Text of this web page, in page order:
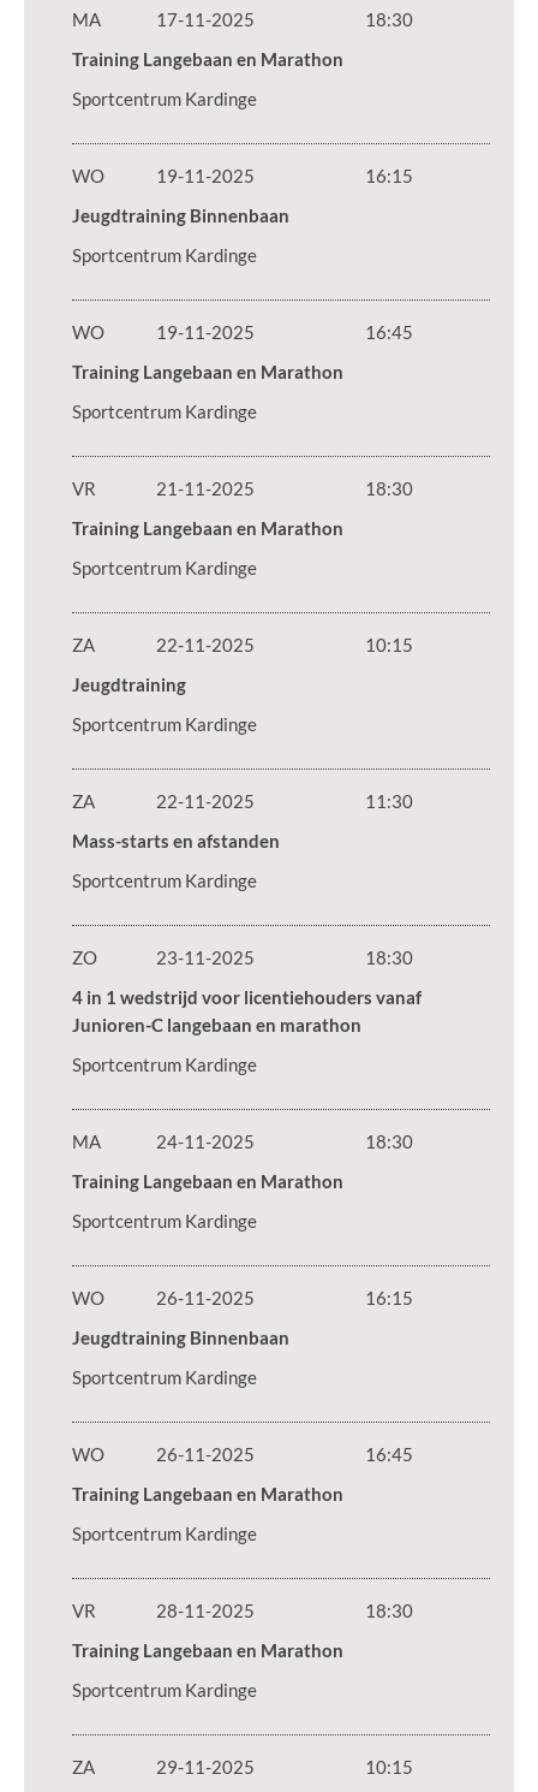
MA 17-11-2025
18:30
Training Langebaan en Marathon
Sportcentrum Kardinge
WO 19-11-2025
16:15
Jeugdtraining Binnenbaan
Sportcentrum Kardinge
WO 19-11-2025
16:45
Training Langebaan en Marathon
Sportcentrum Kardinge
VR 21-11-2025
18:30
Training Langebaan en Marathon
Sportcentrum Kardinge
ZA 22-11-2025
10:15
Jeugdtraining
Sportcentrum Kardinge
ZA 22-11-2025
11:30
Mass-starts en afstanden
Sportcentrum Kardinge
ZO 23-11-2025
18:30
4 in 1 wedstrijd voor licentiehouders vanaf
Junioren-C langebaan en marathon
Sportcentrum Kardinge
MA 24-11-2025
18:30
Training Langebaan en Marathon
Sportcentrum Kardinge
WO 26-11-2025
16:15
Jeugdtraining Binnenbaan
Sportcentrum Kardinge
WO 26-11-2025
16:45
Training Langebaan en Marathon
Sportcentrum Kardinge
VR 28-11-2025
18:30
Training Langebaan en Marathon
Sportcentrum Kardinge
ZA 29-11-2025
10:15